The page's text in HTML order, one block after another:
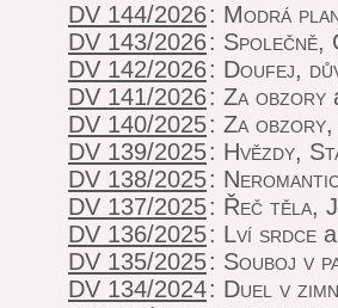
DV 144/2026: Modrá
DV 143/2026: Společně,
DV 142/2026: Doufej,
DV 141/2026: Za obzory
DV 140/2025: Za obzory,
DV 139/2025: Hvězdy,
DV 138/2025:
DV 137/2025: Řeč těla,
DV 136/2025: Lví srdce
DV 135/2025: Souboj v
DV 134/2024: Duel v